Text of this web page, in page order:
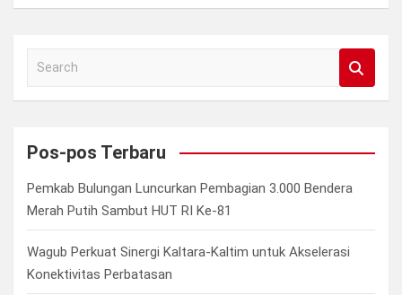
a
c
Pos-pos Terbaru
Pemkab Bulungan Luncurkan Pembagian 3.000 Bendera
Merah Putih Sambut HUT RI Ke-81
Wagub Perkuat Sinergi Kaltara-Kaltim untuk Akselerasi
Konektivitas Perbatasan